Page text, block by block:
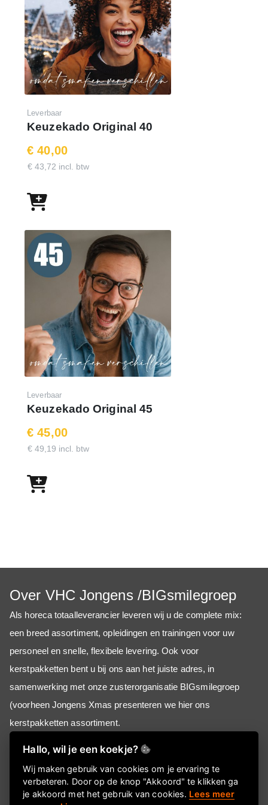
E-mail : je eigen emailadres
Wachtwoord : demo50keuzekado
Leverbaar
Keuzekado Original 40
€ 40,00
€ 43,72 incl. btw
Leverbaar
Keuzekado Original 45
€ 45,00
€ 49,19 incl. btw
Over VHC Jongens /BIGsmilegroep
Als horeca totaalleverancier leveren wij u de complete mix:
een breed assortiment, opleidingen en trainingen voor uw
personeel en snelle, flexibele levering. Ook voor
kerstpakketten bent u bij ons aan het juiste adres, in
samenwerking met onze zusterorganisatie BIGsmilegroep
(voorheen Jongens Xmas presenteren we hier ons
kerstpakketten assortiment.
Informatie
Over ons
Hallo, wil je een koekje?
Wij maken gebruik van cookies om je ervaring te
verbeteren. Door op de knop "Akkoord" te klikken ga
je akkoord met het gebruik van cookies. Lees meer